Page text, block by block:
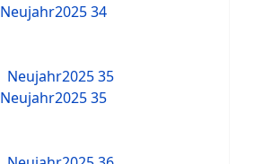
Neujahr2025 34
Neujahr2025 35